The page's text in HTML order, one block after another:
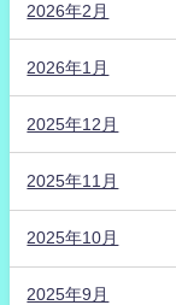
2026年2月
2026年1月
2025年12月
2025年11月
2025年10月
2025年9月